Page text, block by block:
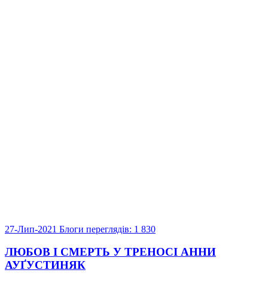
27-Лип-2021 Блоги переглядів: 1 830
ЛЮБОВ І СМЕРТЬ У ТРЕНОСІ АННИ
АУҐУСТИНЯК